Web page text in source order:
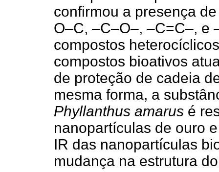
confirmou a presença
O–C, –C–O–, –C=C–, e
compostos
compostos bioativos
de proteção de cadeia
mesma forma, a
Phyllanthus amarus é
nanopartículas de ouro
IR das nanopartículas
mudança na estrutura